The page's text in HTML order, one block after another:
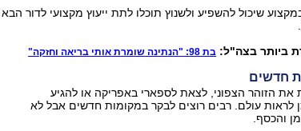
שיכול להשפיע ולשנוץ תוכלו לתת ייעוץ מקצועי לדור הבא
ביותר בצה"ל: בת 98: "הנתינה שומרת אותי בריאה וחזקה"
את הזוהר הצפוני, לצאת לספארי באפריקה או להגיע
לראות עולם. רבים רוצים לבקר במקומות חדשים אבל לא
והכסף.